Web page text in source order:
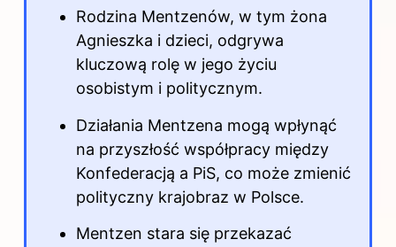
Rodzina Mentzenów, w tym żona
Agnieszka i dzieci, odgrywa
kluczową rolę w jego życiu
osobistym i politycznym.
Działania Mentzena mogą wpłynąć
na przyszłość współpracy między
Konfederacją a PiS, co może zmienić
polityczny krajobraz w Polsce.
Mentzen stara się przekazać